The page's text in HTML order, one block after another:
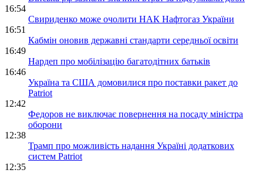
16:54
Свириденко може очолити НАК Нафтогаз України
16:51
Кабмін оновив державні стандарти середньої освіти
16:49
Нардеп про мобілізацію багатодітних батьків
16:46
Україна та США домовилися про поставки ракет до
Patriot
12:42
Федоров не виключає повернення на посаду міністра
оборони
12:38
Трамп про можливість надання Україні додаткових
систем Patriot
12:35